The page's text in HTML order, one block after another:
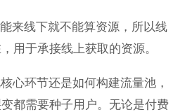
来线下就不能算资源，所以线
用于承接线上获取的资源。
心环节还是如何构建流量池，
都需要种子用户。无论是付费